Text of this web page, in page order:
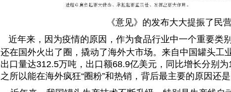
《意见》的发布大大提振了民
近年来，因为疫情的原因，作为食品行业中一个重要类
还在国外火出了圈，撬动了海外大市场。来自中国罐头工
出口量达312.5万吨，出口额68.9亿美元，同比增长分别
之所以能在海外疯狂“圈粉”和热销，背后最主要的原因还